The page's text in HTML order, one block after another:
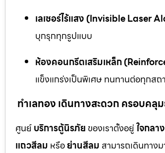
เลเซอร์ไร้แสง (Invisible Laser
บุกรุกทุกรูปแบบ
ห้องคอนกรีตเสริมเหล็ก
แข็งแกร่งเป็นพิเศษ ทนทานต่อทุกส
ทำเลทอง เดินทางสะดวก ครอบค
ศูนย์บริการตู้นิรภัย ของเราตั้งอยู่ใจกลา
แถวสีลม หรือย่านสีลม สามารถเดินทาง